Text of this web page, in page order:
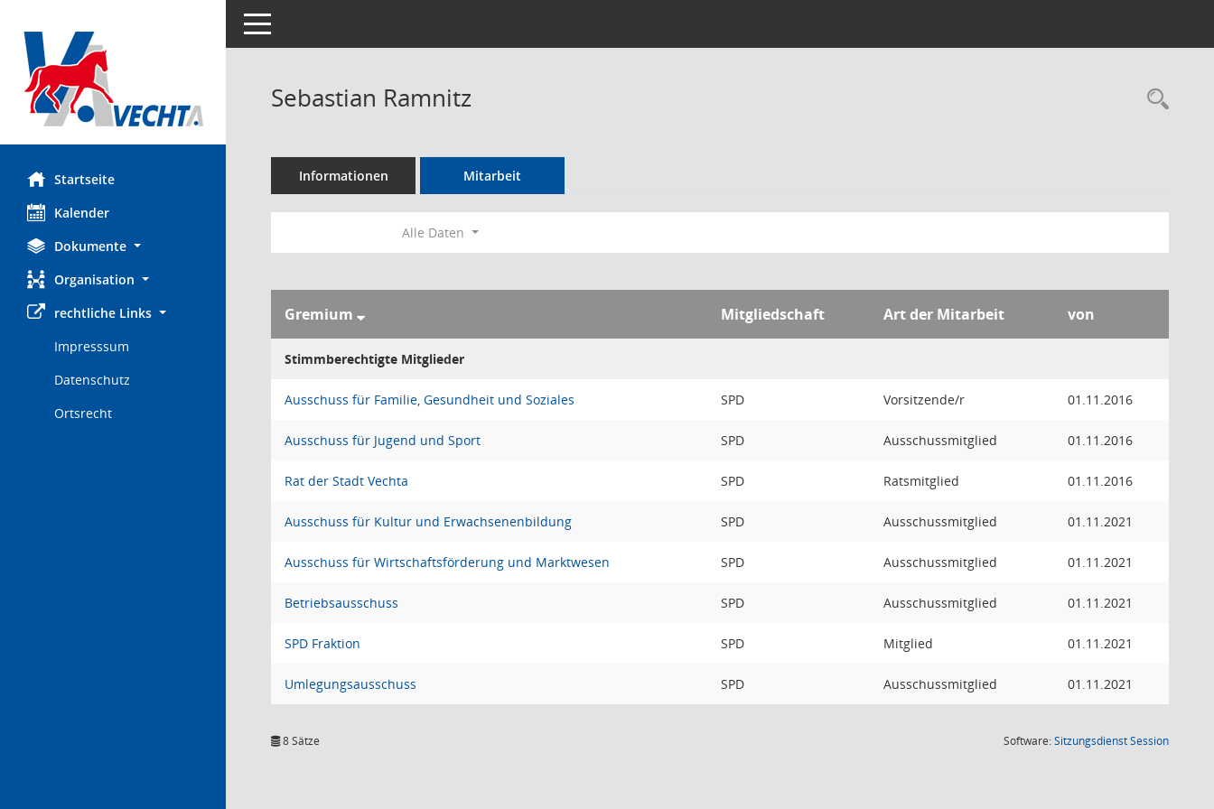
Startseite
Kalender
Dokumente
Organisation
rechtliche Links
Impresssum
Datenschutz
Ortsrecht
Toggle navigation
Sebastian Ramnitz
Informationen Mitarbeit
Alle Daten
Gremium Mitgliedschaft Art der Mitarbeit von
Stimmberechtigte Mitglieder
Ausschuss für Familie, Gesundheit und Soziales SPD Vorsitzende/r 01.11.2016
Ausschuss für Jugend und Sport SPD Ausschussmitglied 01.11.2016
Rat der Stadt Vechta SPD Ratsmitglied 01.11.2016
Ausschuss für Kultur und Erwachsenenbildung SPD Ausschussmitglied 01.11.2021
Ausschuss für Wirtschaftsförderung und Marktwesen SPD Ausschussmitglied 01.11.2021
Betriebsausschuss SPD Ausschussmitglied 01.11.2021
SPD Fraktion SPD Mitglied 01.11.2021
Umlegungsausschuss SPD Ausschussmitglied 01.11.2021
8 Sätze Software:SitzungsdienstSession(Wird in